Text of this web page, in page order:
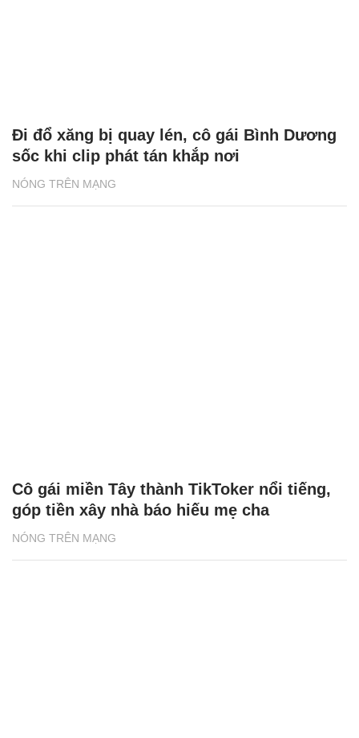
NÓNG TRÊN MẠNG
Đi đổ xăng bị quay lén, cô gái Bình Dương
sốc khi clip phát tán khắp nơi
NÓNG TRÊN MẠNG
Cô gái miền Tây thành TikToker nổi tiếng,
góp tiền xây nhà báo hiếu mẹ cha